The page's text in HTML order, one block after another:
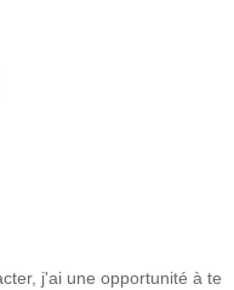
j'ai une opportunité à te